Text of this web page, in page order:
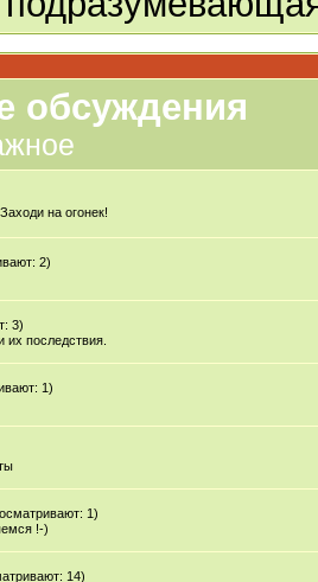
обсуждения
на огонек!
2)
3)
их последствия.
1)
1)
!-)
14)